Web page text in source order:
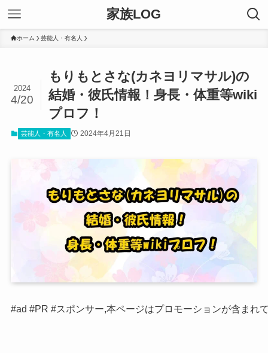
家族LOG
ホーム 芸能人・有名人
もりもとさな(カネヨリマサル)の
結婚・彼氏情報！身長・体重等wiki
プロフ！
2024
4/20
芸能人・有名人 2024年4月21日
#ad #PR #スポンサー,本ページはプロモーションが含まれ